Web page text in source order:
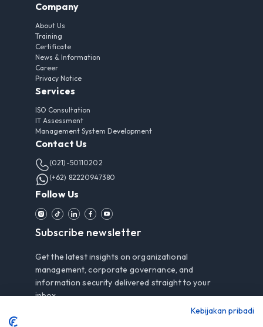
Company
About Us
Training
Certificate
News & Information
Career
Privacy Notice
Services
ISO Consultation
IT Assessment
Management System Development
Contact Us
(021)-50110202
(+62) 82220947380
Follow Us
Subscribe newsletter
Get the latest insights on organizational
management, corporate governance, and
information security delivered straight to your
inbox.
Kebijakan pribadi